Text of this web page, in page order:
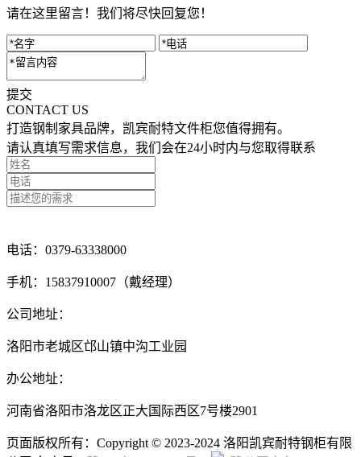
请在这里留言！我们将尽快回复您！
提交
CONTACT US
打造钢制家具品牌，凯宾耐特文件柜您值得拥有。
请认真填写需求信息，我们会在24小时内与您取得联系
电话：0379-63338000
手机：15837910007（戴经理）
公司地址：
洛阳市老城区邙山镇中沟工业园
办公地址：
河南省洛阳市洛龙区正大国际西区7号楼2901
页面版权所有：Copyright © 2023-2024 洛阳凯宾耐特钢柜有限